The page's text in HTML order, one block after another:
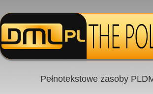
Pełnotekstowe zasoby